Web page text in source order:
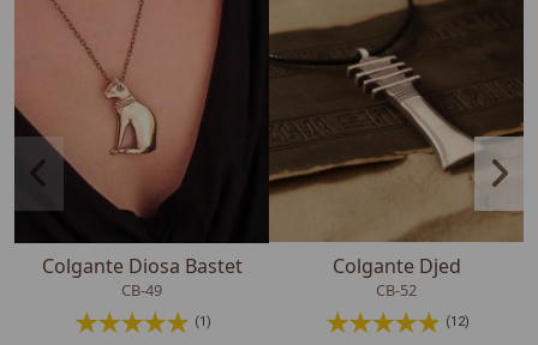
Colgante Diosa Bastet
CB-49
(1)
Colgante Djed
CB-52
(12)